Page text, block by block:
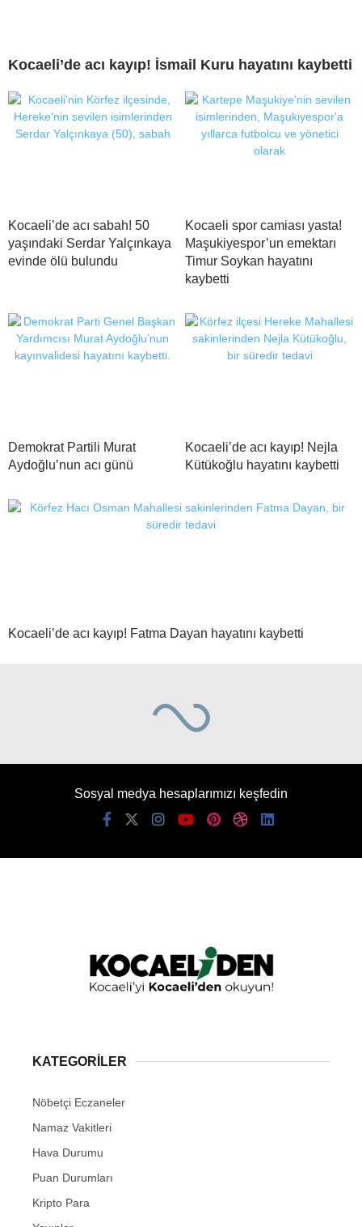
Kocaeli’de acı kayıp! İsmail Kuru hayatını kaybetti
Kocaeli’de acı sabah! 50
yaşındaki Serdar Yalçınkaya
evinde ölü bulundu
Kocaeli spor camiası yasta!
Maşukiyespor’un emektarı
Timur Soykan hayatını
kaybetti
Demokrat Partili Murat
Aydoğlu’nun acı günü
Kocaeli’de acı kayıp! Nejla
Kütükoğlu hayatını kaybetti
Kocaeli’de acı kayıp! Fatma Dayan hayatını kaybetti
Sosyal medya hesaplarımızı keşfedin
KATEGORİLER
Nöbetçi Eczaneler
Namaz Vakitleri
Hava Durumu
Puan Durumları
Kripto Para